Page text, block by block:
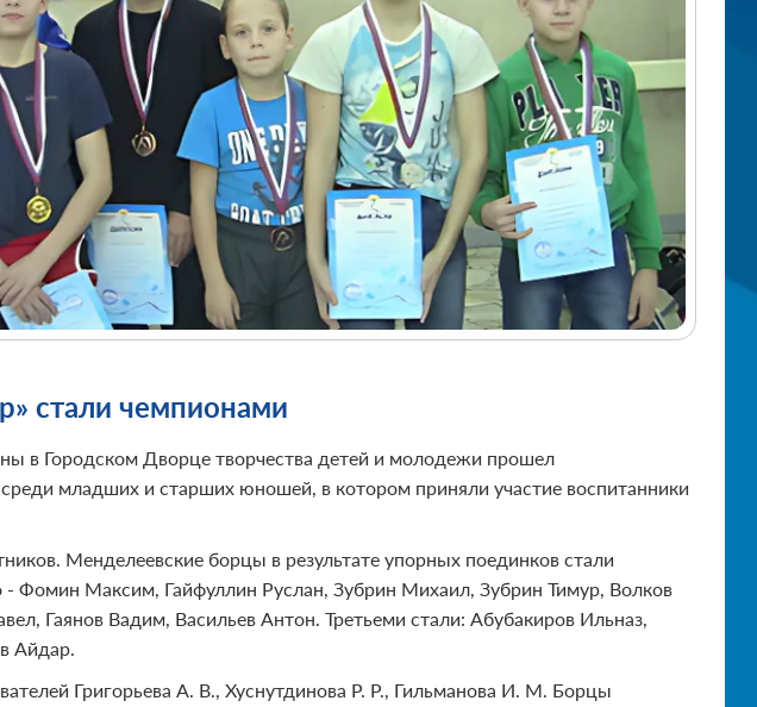
стали чемпионами
в Городском Дворце творчества детей и молодежи прошел
младших и старших юношей, в котором приняли участие воспитанники
Менделеевские борцы в результате упорных поединков стали
- Фомин Максим, Гайфуллин Руслан, Зубрин Михаил, Зубрин Тимур, Волков
Гаянов Вадим, Васильев Антон. Третьеми стали: Абубакиров Ильназ,
Айдар.
Григорьева А. В., Хуснутдинова Р. Р., Гильманова И. М. Борцы